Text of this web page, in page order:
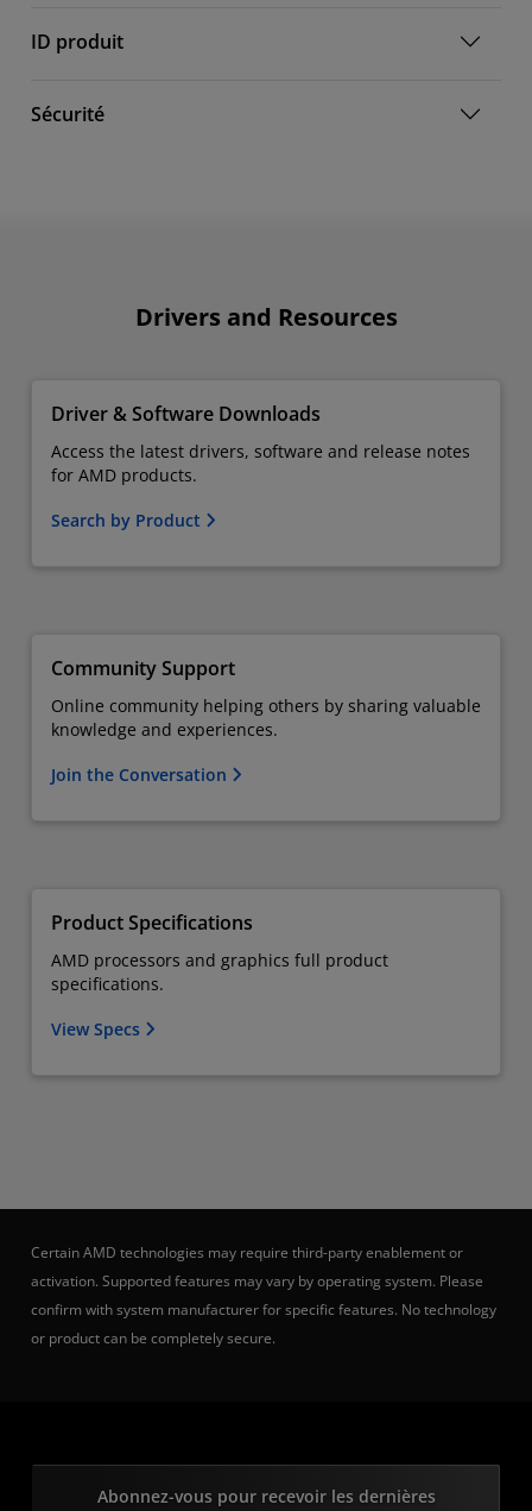
ID produit
Sécurité
Drivers and Resources
Driver & Software Downloads
Access the latest drivers, software and release notes
for AMD products.
Search by Product
Community Support
Online community helping others by sharing valuable
knowledge and experiences.
Join the Conversation
Product Specifications
AMD processors and graphics full product
specifications.
View Specs
Certain AMD technologies may require third-party enablement or
activation. Supported features may vary by operating system. Please
confirm with system manufacturer for specific features. No technology
or product can be completely secure.
Abonnez-vous pour recevoir les dernières